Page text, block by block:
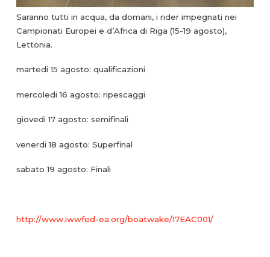
Saranno tutti in acqua, da domani, i rider impegnati nei
Campionati Europei e d’Africa di Riga (15-19 agosto),
Lettonia.
martedi 15 agosto: qualificazioni
mercoledi 16 agosto: ripescaggi
giovedi 17 agosto: semifinali
venerdi 18 agosto: Superfinal
sabato 19 agosto: Finali
http://www.iwwfed-ea.org/boatwake/17EAC001/